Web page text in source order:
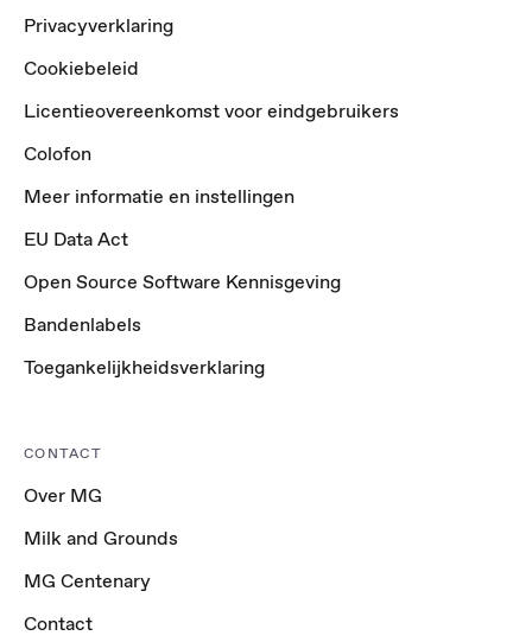
Privacyverklaring
Cookiebeleid
Licentieovereenkomst voor eindgebruikers
Colofon
Meer informatie en instellingen
EU Data Act
Open Source Software Kennisgeving
Bandenlabels
Toegankelijkheidsverklaring
CONTACT
Over MG
Milk and Grounds
MG Centenary
Contact